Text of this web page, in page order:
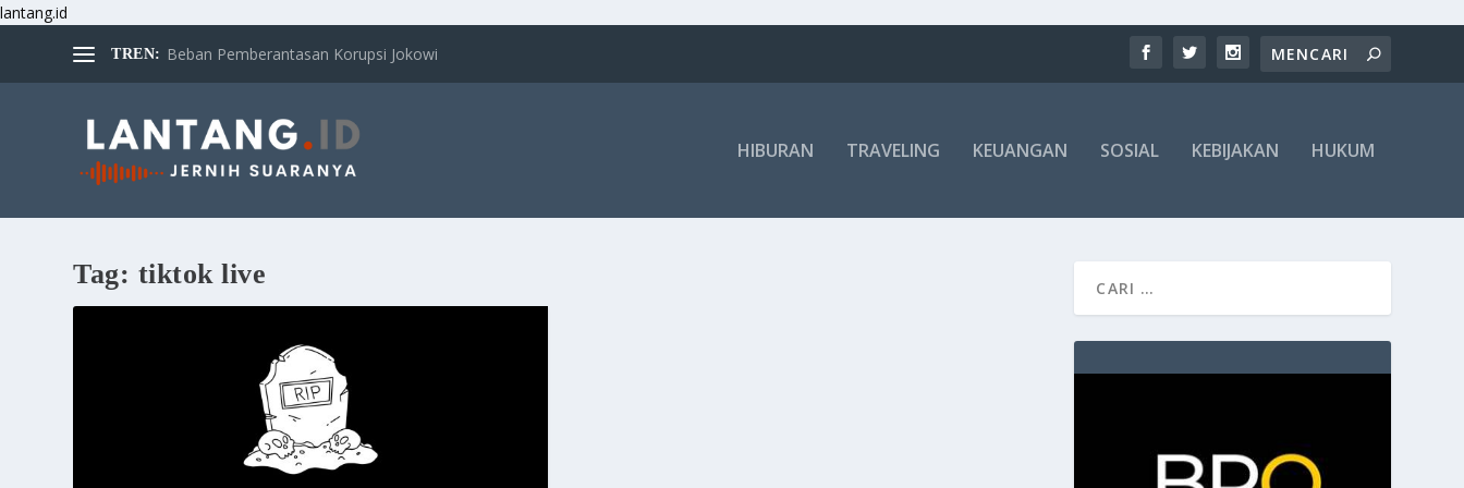
lantang.id
TREN: Beban Pemberantasan Korupsi Jokowi
HIBURAN TRAVELING KEUANGAN SOSIAL KEBIJAKAN HUKUM
Tag: tiktok live